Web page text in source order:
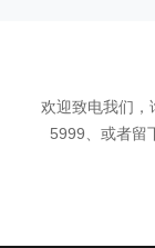
欢迎致电我们，
5999、或者留